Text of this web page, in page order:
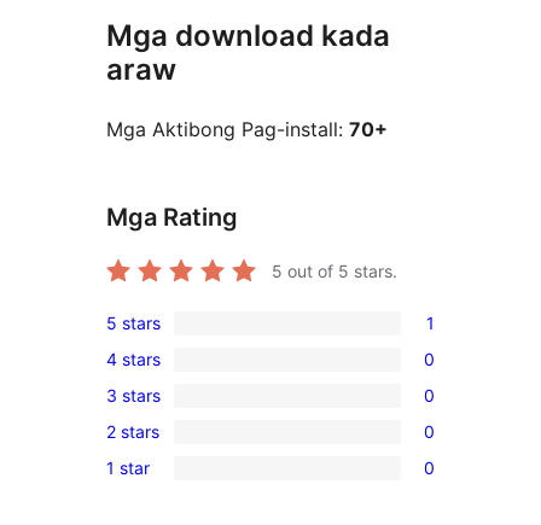
Mga download kada
araw
Mga Aktibong Pag-install: 70+
Mga Rating
5 out of 5 stars.
1
5-
star
review
5 stars 1
0
4-
star
reviews
4 stars 0
0
3-
star
3 stars 0
0
2-
2 stars 0
0
1 star 0